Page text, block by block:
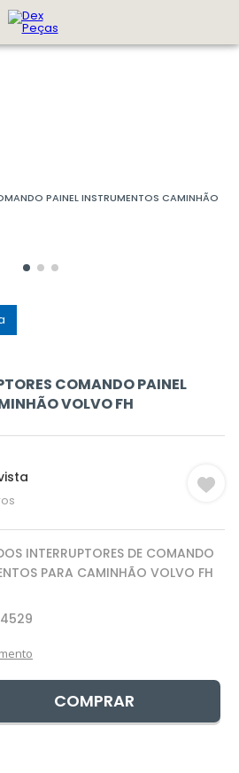
PAINEL INSTRUMENTOS CAMINHÃO
COMANDO PAINEL
VOLVO FH
INTERRUPTORES DE COMANDO
PARA CAMINHÃO VOLVO FH
COMPRAR